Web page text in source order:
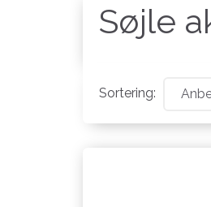
Søjle
Sortering: